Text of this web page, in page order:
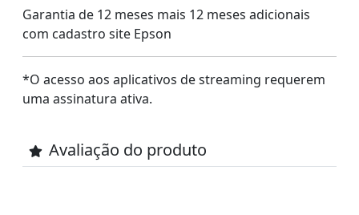
Garantia de 12 meses mais 12 meses adicionais
com cadastro site Epson
*O acesso aos aplicativos de streaming requerem
uma assinatura ativa.
Avaliação do produto